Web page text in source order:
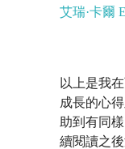
艾瑞·卡爾
以上是我
成長的心
助到有同
續閱讀之